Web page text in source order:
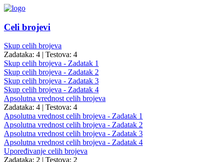
Celi brojevi
Skup celih brojeva
Zadataka: 4 | Testova: 4
Skup celih brojeva - Zadatak 1
Skup celih brojeva - Zadatak 2
Skup celih brojeva - Zadatak 3
Skup celih brojeva - Zadatak 4
Apsolutna vrednost celih brojeva
Zadataka: 4 | Testova: 4
Apsolutna vrednost celih brojeva - Zadatak 1
Apsolutna vrednost celih brojeva - Zadatak 2
Apsolutna vrednost celih brojeva - Zadatak 3
Apsolutna vrednost celih brojeva - Zadatak 4
Upoređivanje celih brojeva
Zadataka: 2 | Testova: 2